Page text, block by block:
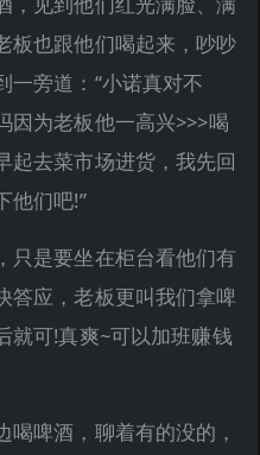
板也跟他们喝起来，吵吵
一旁道：“小诺真对不
因为老板他一高兴>>>喝
起去菜市场进货，我先回
他们吧!”
只是要坐在柜台看他们有
答应，老板更叫我们拿啤
就可!真爽~可以加班赚钱
啤酒，聊着有的没的，